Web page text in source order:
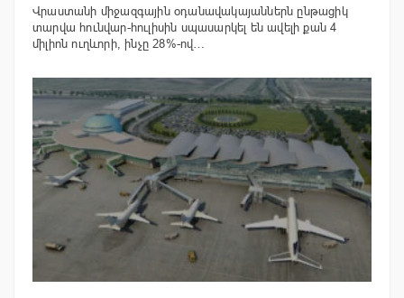
Վրաստանի միջազգային օդանավակայաններն ընթացիկ
տարվա հունվար-հուլիսին սպասարկել են ավելի քան 4
միլիոն ուղևորի, ինչը 28%-ով…